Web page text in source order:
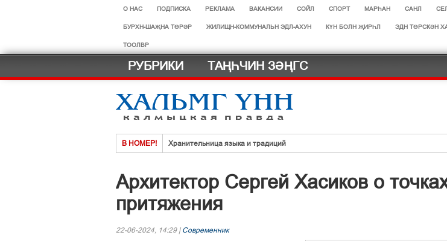
О НАС ПОДПИСКА РЕКЛАМА ВАКАНСИИ СОЙЛ СПОРТ МАРЄАН САНЛ
БУРХН-ШАҖНА ТӨРӘР ЖИЛИЩН-КОММУНАЛЬН ЭДЛ-АХУН КҮН БОЛН ҖИРҺЛ ЭДН ТӨРСКӘН
ТООЛВР
РУБРИКИ ТАҢҺЧИН ЗӘҢГС
В НОМЕР! Хранительница языка и традиций
Көдәрҗәдг һазрт олзлх урһмл
Хальмг эмчнрин ач-тусинь үнләд
МАСТЕР-КЛАСС ДЛЯ ФИГУРИСТОК
Архитектор Сергей Хасиков о
притяжения
22-06-2024, 14:29 | Современник